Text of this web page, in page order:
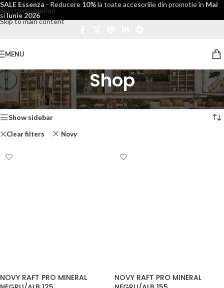
Skip to navigation
Skip to main content
SALE Essenza - Reducere 10%la toate accesoriile din promotie in Mai
siIunie 2026
MENU
Shop
Prima pagină/Shop Afișez toate cele 3 rezultate
Show sidebar
Clear filters Novy
NOVY RAFT PRO MINERAL
NOVY RAFT PRO MINERAL